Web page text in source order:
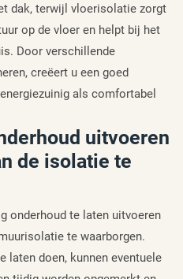
dak, terwijl vloerisolatie zorgt
op de vloer en helpt bij het
Door verschillende
creëert u een goed
als comfortabel
uitvoeren
de isolatie te
onderhoud te laten uitvoeren
te waarborgen.
laten doen, kunnen eventuele